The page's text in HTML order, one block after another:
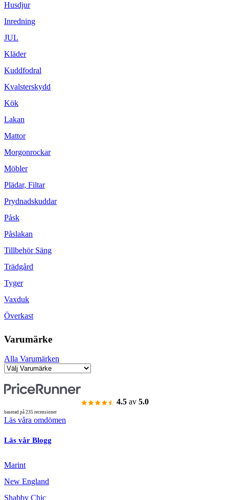
Husdjur
Inredning
JUL
Kläder
Kuddfodral
Kvalsterskydd
Kök
Lakan
Mattor
Morgonrockar
Möbler
Plädar, Filtar
Prydnadskuddar
Påsk
Påslakan
Tillbehör Säng
Trädgård
Tyger
Vaxduk
Överkast
Varumärke
Alla Varumärken
4.5 av 5.0
baserad på 235 recensioner
Läs våra omdömen
Läs vår Blogg
Marint
New England
Shabby Chic